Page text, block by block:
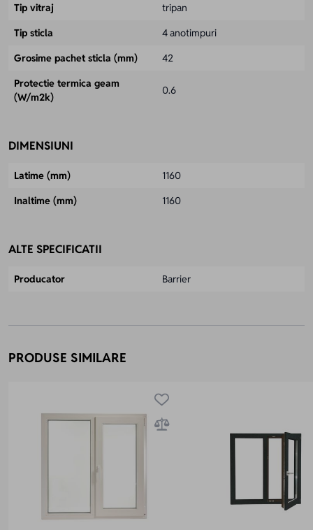
Tip vitraj
tripan
Tip sticla
4 anotimpuri
Grosime pachet sticla (mm)
42
Protectie termica geam
(W/m2k)
0.6
DIMENSIUNI
Latime (mm)
1160
Inaltime (mm)
1160
ALTE SPECIFICATII
Producator Barrier
PRODUSE SIMILARE